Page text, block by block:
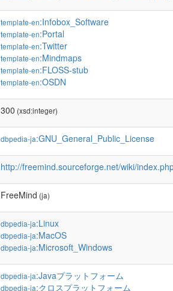
template-en:Infobox_Software
template-en:Portal
template-en:Twitter
template-en:Mindmaps
template-en:FLOSS-stub
template-en:OSDN
300 (xsd:integer)
dbpedia-ja:GNU_General_Public_License
http://freemind.sourceforge.net/wiki/
FreeMind (ja)
dbpedia-ja:Linux
dbpedia-ja:MacOS
dbpedia-ja:Microsoft_Windows
dbpedia-ja:Javaプラットフォーム
dbpedia-ja:クロスプラットフォーム